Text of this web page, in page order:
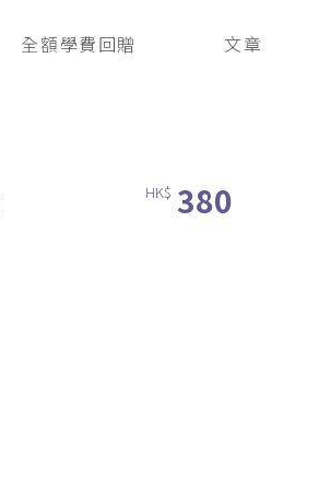
全額學費回贈 文章
HK$ 380